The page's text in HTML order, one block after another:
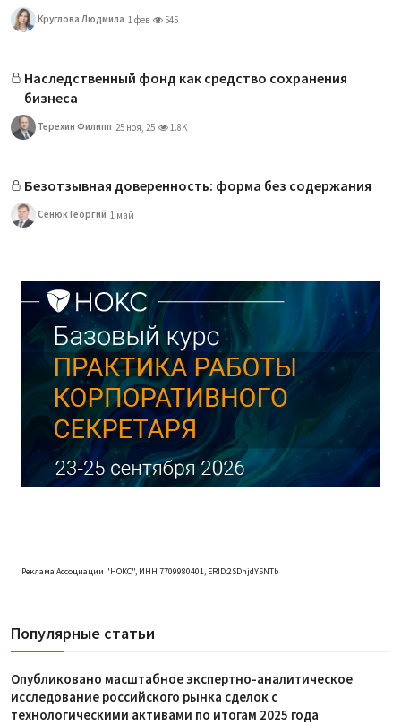
Круглова Людмила 1 фев 545
Наследственный фонд как средство сохранения
бизнеса
Терехин Филипп 25 ноя, 25 1.8K
Безотзывная доверенность: форма без содержания
Сенюк Георгий 1 май
Реклама Ассоциации "НОКС", ИНН 7709980401, ERID:2SDnjdY5NTb
Популярные статьи
Опубликовано масштабное экспертно-аналитическое
исследование российского рынка сделок с
технологическими активами по итогам 2025 года